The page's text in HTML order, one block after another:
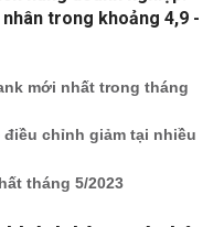
trong khoảng 4,9 -
mới nhất trong tháng
chỉnh giảm tại nhiều
tháng 5/2023